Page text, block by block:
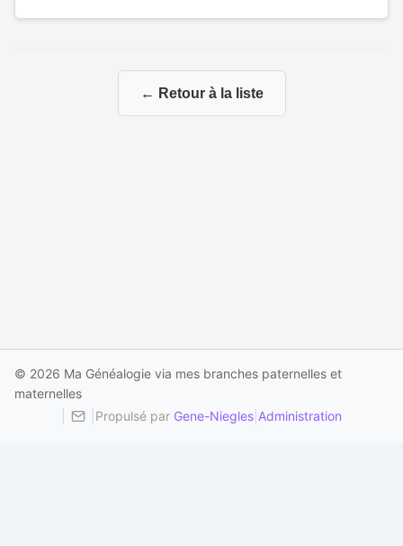
← Retour à la liste
© 2026 Ma Généalogie via mes branches paternelles et
maternelles
Propulsé par Gene-Niegles Administration